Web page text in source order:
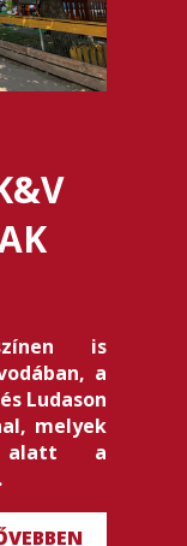
is
a
Ludason
melyek
alatt a